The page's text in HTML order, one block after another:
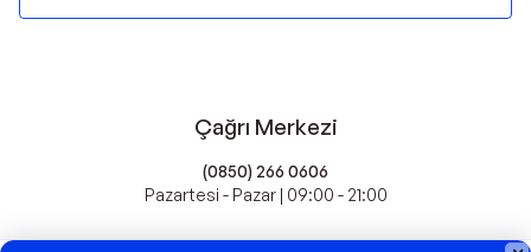
Çağrı Merkezi
(0850) 266 0606
Pazartesi - Pazar | 09:00 - 21:00